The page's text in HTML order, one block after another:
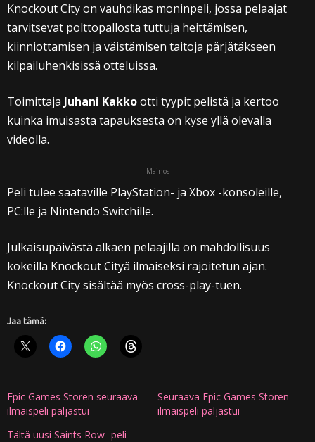
Knockout City on vauhdikas moninpeli, jossa pelaajat
tarvitsevat polttopallosta tuttuja heittämisen,
kiinniottamisen ja väistämisen taitoja pärjätäkseen
kilpailuhenkisissä otteluissa.
Toimittaja Juhani Kakkootti tyypit pelistä ja kertoo
kuinka imuisasta tapauksesta on kyse yllä olevalla
videolla.
Mainos
Peli tulee saataville PlayStation- ja Xbox -konsoleille,
PC:lle ja Nintendo Switchille.
Julkaisupäivästä alkaen pelaajilla on mahdollisuus
kokeilla Knockout Cityä ilmaiseksi rajoitetun ajan.
Knockout City sisältää myös cross-play-tuen.
Jaa tämä:
Epic Games Storen seuraava
ilmaispeli paljastui
Seuraava Epic Games Storen
ilmaispeli paljastui
Tältä uusi Saints Row -peli